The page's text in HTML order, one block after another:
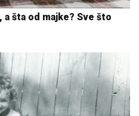
šta od majke? Sve što